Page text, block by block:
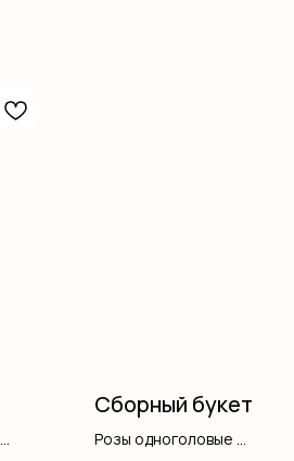
Сборный букет
Розы одноголовые